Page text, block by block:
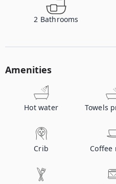
2 Bathrooms
Amenities
Hot water Towels
Crib Coffee